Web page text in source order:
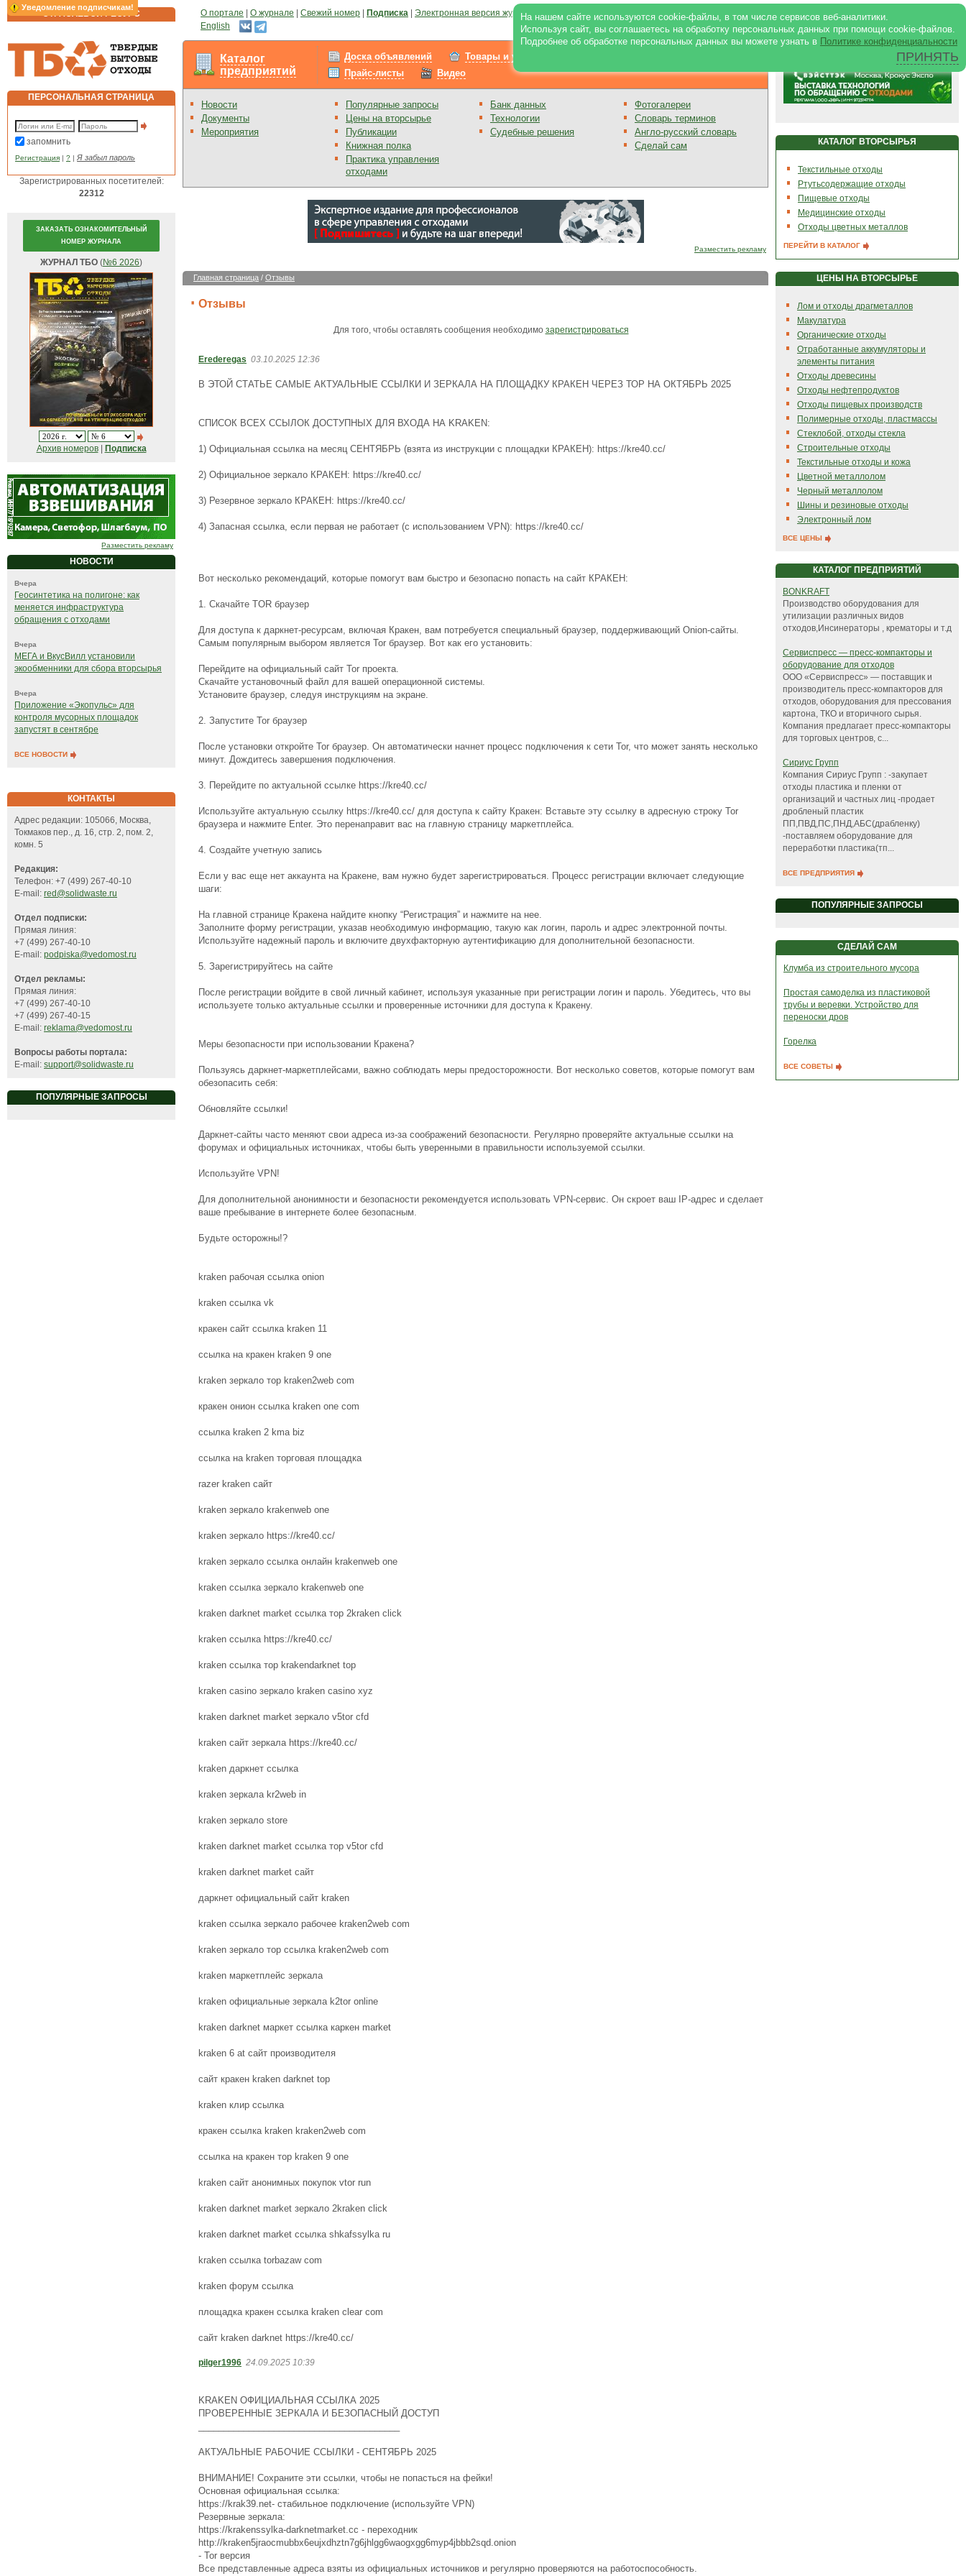
Уведомление подписчикам!
На нашем сайте используются cookie-файлы, в том числе сервисов веб-аналитики.
Используя сайт, вы соглашаетесь на обработку персональных данных при помощи cookie-файлов.
Подробнее об обработке персональных данных вы можете узнать в Политике конфиденциальности
ПРИНЯТЬ
ОТРАСЛЕВОЙ РЕСУРС О портале О журнале Свежий номер Подписка Электронная версия журнала |Отзывы|Реклама на портале|Реклама в журнале |
English
ПЕРСОНАЛЬНАЯ СТРАНИЦА
запомнить
Регистрация | ? | Я забыл пароль
Зарегистрированных посетителей:
22312
ЗАКАЗАТЬ ОЗНАКОМИТЕЛЬНЫЙ
НОМЕР ЖУРНАЛА
ЖУРНАЛ ТБО (№6 2026)
Архив номеров| Подписка
Разместить рекламу
НОВОСТИ
Вчера
Геосинтетика на полигоне: как
меняется инфраструктура
обращения с отходами
Вчера
МЕГА и ВкусВилл установили
экообменники для сбора вторсырья
Вчера
Приложение «Экопульс» для
контроля мусорных площадок
запустят в сентябре
ВСЕ НОВОСТИ
КОНТАКТЫ
Адрес редакции: 105066, Москва,
Токмаков пер., д. 16, стр. 2, пом. 2,
комн. 5
Редакция:
Телефон: +7 (499) 267-40-10
E-mail: red@solidwaste.ru
Отдел подписки:
Прямая линия:
+7 (499) 267-40-10
E-mail: podpiska@vedomost.ru
Отдел рекламы:
Прямая линия:
+7 (499) 267-40-10
+7 (499) 267-40-15
E-mail: reklama@vedomost.ru
Вопросы работы портала:
E-mail: support@solidwaste.ru
ПОПУЛЯРНЫЕ ЗАПРОСЫ
Каталог
предприятий
Доска объявлений Товары и услуги
Прайс-листы
Видео
Новости
Документы
Мероприятия
Популярные запросы
Цены на вторсырье
Публикации
Книжная полка
Практика управления
отходами
Банк данных
Технологии
Судебные решения
Фотогалереи
Словарь терминов
Англо-русский словарь
Сделай сам
Разместить рекламу
Главная страница / Отзывы
Отзывы
Для того, чтобы оставлять сообщения необходимо зарегистрироваться
Erederegas 03.10.2025 12:36
В ЭТОЙ СТАТЬЕ САМЫЕ АКТУАЛЬНЫЕ ССЫЛКИ И ЗЕРКАЛА НА ПЛОЩАДКУ КРАКЕН ЧЕРЕЗ ТОР НА ОКТЯБРЬ 2025
СПИСОК ВСЕХ ССЫЛОК ДОСТУПНЫХ ДЛЯ ВХОДА НА KRAKЕN:
1) Официальная ссылка на месяц СЕНТЯБРЬ (взята из инструкции с площадки КРАКEН): https://kre40.cc/
2) Официальное зеркалo КРАКЕH: https://kre40.cc/
3) Резервное зеркалo КРАКЕH: https://kre40.cc/
4) Запасная ссылка, если первая не работает (с использованием VPN): https://kre40.cc/
Вот несколько рекомендаций, которые помогут вам быстро и безопасно попасть на сайт КРАКЕН:
1. Скачайте TOR браузер
Для доступа к даркнет-ресурсам, включая Кракен, вам потребуется специальный браузер, поддерживающий Onion-сайты.
Самым популярным выбором является Tor браузер. Вот как его установить:
Перейдите на oфициальный сайт Tor проекта.
Скачайте установочный файл для вашей операционной системы.
Установите браузер, следуя инструкциям на экране.
2. Запустите Tor браузер
После установки откройте Tor браузер. Он автоматически начнет процесс подключения к сети Tor, что может занять несколько
минут. Дождитесь завершения подключения.
3. Перейдите по актуальной ссылке https://kre40.cc/
Используйте актуальную ссылку https://kre40.cc/ для доступа к сайту Кракен: Вставьте эту ссылку в адресную строку Tor
браузера и нажмите Enter. Это перенаправит вас на главную страницу маркетплейса.
4. Создайте учетную запись
Если у вас еще нет аккаунта на Кракене, вам нужно будет зарегистрироваться. Процесс регистрации включает следующие
шаги:
На главной странице Кракена найдите кнопку “Регистрация” и нажмите на нее.
Заполните форму регистрации, указав необходимую информацию, такую как логин, пароль и адрес электронной почты.
Используйте надежный пароль и включите двухфакторную аутентификацию для дополнительной безопасности.
5. Зарегистрируйтесь на сайте
После регистрации войдите в свой личный кабинет, используя указанные при регистрации логин и пароль. Убедитесь, что вы
используете только актуальные ссылки и проверенные источники для доступа к Кракену.
Меры безопасности при использовании Кракена?
Пользуясь даркнет-маркетплейсами, важно соблюдать меры предосторожности. Вот несколько советов, которые помогут вам
обезопасить себя:
Обновляйте ссылки!
Даркнет-сайты часто меняют свои адреса из-за соображений безопасности. Регулярно проверяйте актуальные ссылки на
форумах и официальных источниках, чтобы быть уверенными в правильности используемой ссылки.
Используйте VPN!
Для дополнительной анонимности и безопасности рекомендуется использовать VPN-сервис. Он скроет ваш IP-адрес и сделает
ваше пребывание в интернете более безопасным.
Будьте осторожны!?
kraken рабочая ссылка onion
kraken ссылка vk
кракен сайт ссылка kraken 11
ссылка на кракен kraken 9 one
kraken зеркало тор kraken2web com
кракен онион ссылка kraken one com
ссылка kraken 2 kma biz
ссылка на kraken торговая площадка
razer kraken сайт
kraken зеркало krakenweb one
kraken зеркало https://kre40.cc/
kraken зеркало ссылка онлайн krakenweb one
kraken ссылка зеркало krakenweb one
kraken darknet market ссылка тор 2kraken click
kraken ссылка https://kre40.cc/
kraken ссылка тор krakendarknet top
kraken casino зеркало kraken casino xyz
kraken darknet market зеркало v5tor cfd
kraken сайт зеркала https://kre40.cc/
kraken даркнет ссылка
kraken зеркала kr2web in
kraken зеркало store
kraken darknet market ссылка тор v5tor cfd
kraken darknet market сайт
даркнет официальный сайт kraken
kraken ссылка зеркало рабочее kraken2web com
kraken зеркало тор ссылка kraken2web com
kraken маркетплейс зеркала
kraken официальные зеркала k2tor online
kraken darknet маркет ссылка каркен market
kraken 6 at сайт производителя
сайт кракен kraken darknet top
kraken клир ссылка
кракен ссылка kraken kraken2web com
ссылка на кракен тор kraken 9 one
kraken сайт анонимных покупок vtor run
kraken darknet market зеркало 2kraken click
kraken darknet market ссылка shkafssylka ru
kraken ссылка torbazaw com
kraken форум ссылка
площадка кракен ссылка kraken clear com
сайт kraken darknet https://kre40.cc/
pilger1996 24.09.2025 10:39
KRAKEN ОФИЦИАЛЬНАЯ ССЫЛКА 2025
ПРОВЕРЕННЫЕ ЗЕРКАЛА И БЕЗОПАСНЫЙ ДОСТУП
АКТУАЛЬНЫЕ РАБОЧИЕ ССЫЛКИ - СЕНТЯБРЬ 2025
ВНИМАНИЕ! Сохраните эти ссылки, чтобы не попасться на фейки!
Основная официальная ссылка:
https://krak39.net- стабильное подключение (используйте VPN)
Резервные зеркала:
https://krakenssylka-darknetmarket.cc - переходник
http://kraken5jraocmubbx6eujxdhztn7g6jhlgg6waogxgg6myp4jbbb2sqd.onion
- Tor версия
Все представленные адреса взяты из официальных источников и регулярно проверяются на работоспособность.
КАТАЛОГ ВТОРСЫРЬЯ
Текстильные отходы
Ртутьсодержащие отходы
Пищевые отходы
Медицинские отходы
Отходы цветных металлов
ПЕРЕЙТИ В КАТАЛОГ
ЦЕНЫ НА ВТОРСЫРЬЕ
Лом и отходы драгметаллов
Макулатура
Органические отходы
Отработанные аккумуляторы и
элементы питания
Отходы древесины
Отходы нефтепродуктов
Отходы пищевых производств
Полимерные отходы, пластмассы
Стеклобой, отходы стекла
Строительные отходы
Текстильные отходы и кожа
Цветной металлолом
Черный металлолом
Шины и резиновые отходы
Электронный лом
ВСЕ ЦЕНЫ
КАТАЛОГ ПРЕДПРИЯТИЙ
BONKRAFT
Производство оборудования для
утилизации различных видов
отходов,Инсинераторы , крематоры и т.д
Сервиспресс — пресс-компакторы и
оборудование для отходов
ООО «Сервиспресс» — поставщик и
производитель пресс-компакторов для
отходов, оборудования для прессования
картона, ТКО и вторичного сырья.
Компания предлагает пресс-компакторы
для торговых центров, с...
Сириус Групп
Компания Сириус Групп : -закупает
отходы пластика и пленки от
организаций и частных лиц -продает
дробленый пластик
ПП,ПВД,ПС,ПНД,АБС(драбленку)
-поставляем оборудование для
переработки пластика(тп...
ВСЕ ПРЕДПРИЯТИЯ
ПОПУЛЯРНЫЕ ЗАПРОСЫ
СДЕЛАЙ САМ
Клумба из строительного мусора
Простая самоделка из пластиковой
трубы и веревки. Устройство для
переноски дров
Горелка
ВСЕ СОВЕТЫ